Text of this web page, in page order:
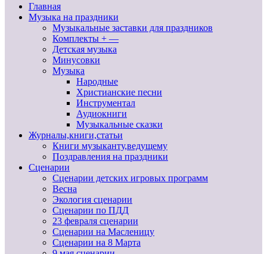
Главная
Музыка на праздники
Музыкальные заставки для праздников
Комплекты + —
Детская музыка
Минусовки
Музыка
Народные
Христианские песни
Инструментал
Аудиокниги
Музыкальные сказки
Журналы,книги,статьи
Книги музыканту,ведущему
Поздравления на праздники
Сценарии
Сценарии детских игровых программ
Весна
Экология сценарии
Сценарии по ПДД
23 февраля сценарии
Сценарии на Масленицу
Сценарии на 8 Марта